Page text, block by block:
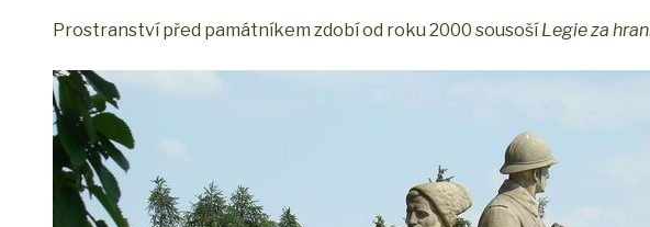
Prostranství před památníkem zdobí od roku 2000 sousošíLegie za